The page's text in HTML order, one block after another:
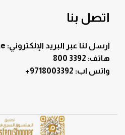
اتصل بنا
ارسل لنا عبر البريد الإلكتروني: cs@etihadwe.ae
هاتف: 3392 800
+9718003392 :واتس اب